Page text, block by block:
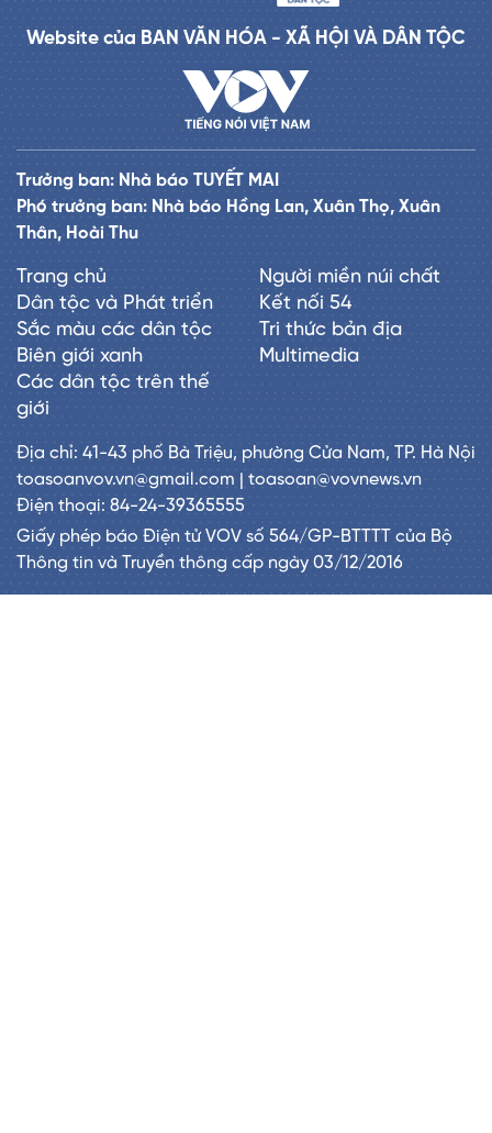
Website của BAN VĂN HÓA - XÃ HỘI VÀ DÂN TỘC
Trưởng ban: Nhà báo TUYẾT MAI
Phó trưởng ban: Nhà báo Hồng Lan, Xuân Thọ, Xuân
Thân, Hoài Thu
Trang chủ
Dân tộc và Phát triển
Sắc màu các dân tộc
Biên giới xanh
Các dân tộc trên thế
giới
Người miền núi chất
Kết nối 54
Tri thức bản địa
Multimedia
Địa chỉ: 41-43 phố Bà Triệu, phường Cửa Nam, TP. Hà Nội
toasoanvov.vn@gmail.com | toasoan@vovnews.vn
Điện thoại: 84-24-39365555
Giấy phép báo Điện tử VOV số 564/GP-BTTTT của Bộ
Thông tin và Truyền thông cấp ngày 03/12/2016